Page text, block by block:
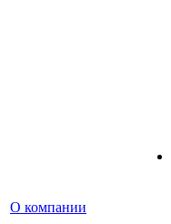
О компании